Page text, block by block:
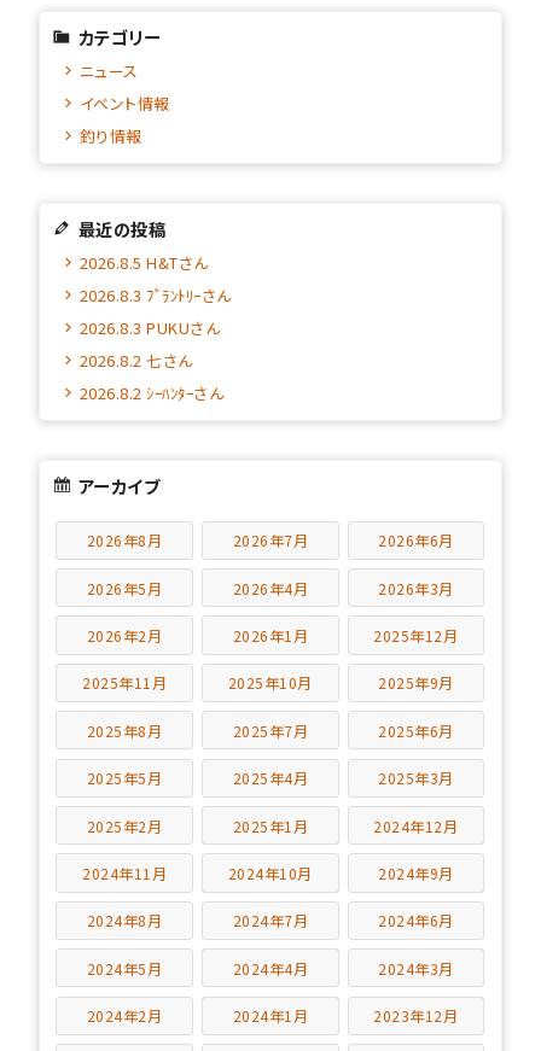
カテゴリー
ニュース
イベント情報
釣り情報
最近の投稿
2026.8.5 H&Tさん
2026.8.3 ﾌﾟﾗﾝﾄﾘｰさん
2026.8.3 PUKUさん
2026.8.2 七さん
2026.8.2 ｼｰﾊﾝﾀｰさん
アーカイブ
2026年8月 2026年7月 2026年6月
2026年5月 2026年4月 2026年3月
2026年2月 2026年1月 2025年12月
2025年11月 2025年10月 2025年9月
2025年8月 2025年7月 2025年6月
2025年5月 2025年4月 2025年3月
2025年2月 2025年1月 2024年12月
2024年11月 2024年10月 2024年9月
2024年8月 2024年7月 2024年6月
2024年5月 2024年4月 2024年3月
2024年2月 2024年1月 2023年12月